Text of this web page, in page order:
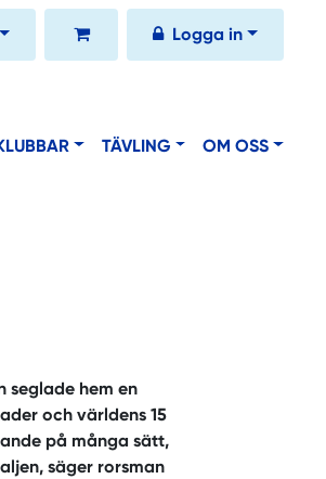
Logga in
TÄVLING OM OSS
seglade hem en
och världens 15
på många sätt,
säger rorsman